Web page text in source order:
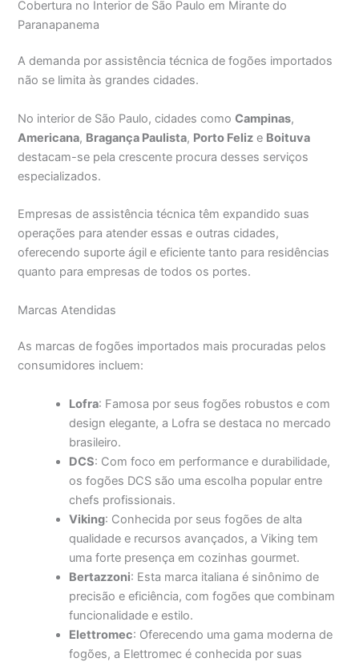
Cobertura no Interior de São Paulo em Mirante do
Paranapanema
A demanda por assistência técnica de fogões importados
não se limita às grandes cidades.
No interior de São Paulo, cidades comoCampinas,
Americana, Bragança Paulista, Porto Feliz e Boituva
destacam-se pela crescente procura desses serviços
especializados.
Empresas de assistência técnica têm expandido suas
operações para atender essas e outras cidades,
oferecendo suporte ágil e eficiente tanto para residências
quanto para empresas de todos os portes.
Marcas Atendidas
As marcas de fogões importados mais procuradas pelos
consumidores incluem:
Lofra: Famosa por seus fogões robustos e com
design elegante, a Lofra se destaca no mercado
brasileiro.
DCS: Com foco em performance e durabilidade,
os fogões DCS são uma escolha popular entre
chefs profissionais.
Viking: Conhecida por seus fogões de alta
qualidade e recursos avançados, a Viking tem
uma forte presença em cozinhas gourmet.
Bertazzoni: Esta marca italiana é sinônimo de
precisão e eficiência, com fogões que combinam
funcionalidade e estilo.
Elettromec: Oferecendo uma gama moderna de
fogões, a Elettromec é conhecida por suas